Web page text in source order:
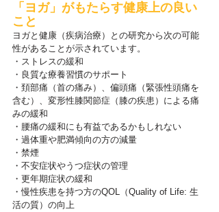
「ヨガ」がもたらす健康上の良い
こと
ヨガと健康（疾病治療）との研究から次の可能
性があることが示されています。
・ストレスの緩和
・良質な療養習慣のサポート
・頚部痛（首の痛み）、偏頭痛（緊張性頭痛を
含む）、変形性膝関節症（膝の疾患）による痛
みの緩和
・腰痛の緩和にも有益であるかもしれない
・過体重や肥満傾向の方の減量
・禁煙
・不安症状やうつ症状の管理
・更年期症状の緩和
・慢性疾患を持つ方のQOL（Quality of Life: 生
活の質）の向上